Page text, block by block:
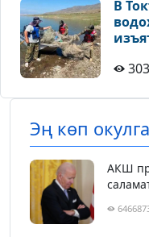
В
Эң көп
АКШ